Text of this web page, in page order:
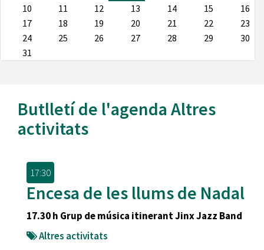
10
11 12 13 14 15
16
17
18 19 20 21 22
23
24
25 26 27 28 29
30
31
Butlletí de l'agenda Altres
activitats
17:30
Encesa de les llums de Nadal
17.30 h Grup de música itinerant Jinx Jazz Band
Altres activitats